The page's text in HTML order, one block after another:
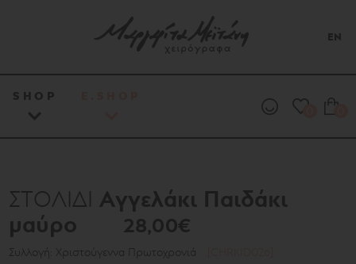
SHOP
EN
ΣΤΟΛΙΔΙ Αγγελάκι Παιδάκι
μαύρο
28,00€
Συλλογή: Χριστούγεννα Πρωτοχρονιά